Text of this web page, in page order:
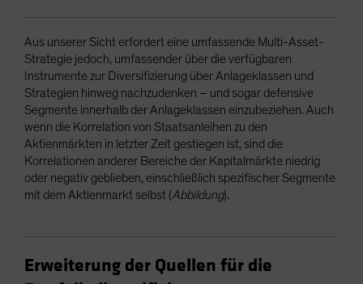
Aus unserer Sicht erfordert eine umfassende Multi-Asset-
Strategie jedoch, umfassender über die verfügbaren
Instrumente zur Diversifizierung über Anlageklassen und
Strategien hinweg nachzudenken – und sogar defensive
Segmente innerhalb der Anlageklassen einzubeziehen. Auch
wenn die Korrelation von Staatsanleihen zu den
Aktienmärkten in letzter Zeit gestiegen ist, sind die
Korrelationen anderer Bereiche der Kapitalmärkte niedrig
oder negativ geblieben, einschließlich spezifischer Segmente
mit dem Aktienmarkt selbst (Abbildung).
Erweiterung der Quellen für die